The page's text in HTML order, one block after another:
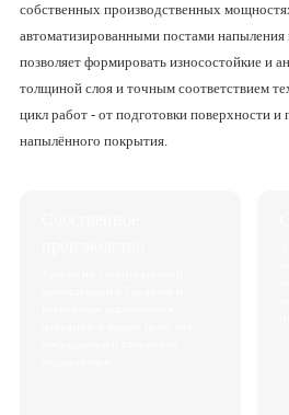
собственных производственных
автоматизированными постами
позволяет формировать износостойкие и
толщиной слоя и точным соответствием
цикл работ - от подготовки поверхности и
напылённого покрытия.